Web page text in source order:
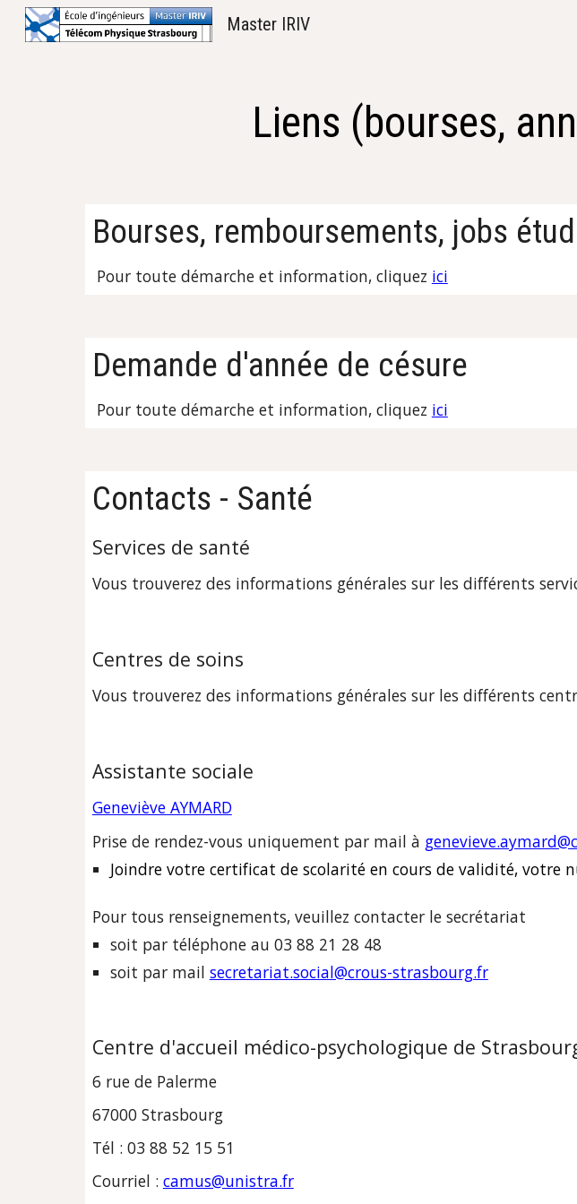
Master IRIV
Liens (bourses,
Bourses, remboursements, jobs
Pour toute démarche et information, cliquez ici
Demande d'année de césure
Pour toute démarche et information, cliquez ici
Contacts - Santé
Services de santé
Vous trouverez des informations générales sur les différents serv
Centres de soins
Vous trouverez des informations générales sur les différents
Assistante sociale
Geneviève AYMARD
Prise de rendez-vous uniquement par mail à
Joindre votre certificat de scolarité en cours de validité, votre
Pour tous renseignements, veuillez contacter le secrétariat
soit par téléphone au 03 88 21 28 48
soit par mail secretariat.social@crous-strasbourg.fr
Centre d'accueil médico-psychologique de
6 rue de Palerme
67000 Strasbourg
Tél : 03 88 52 15 51
Courriel : camus@unistra.fr